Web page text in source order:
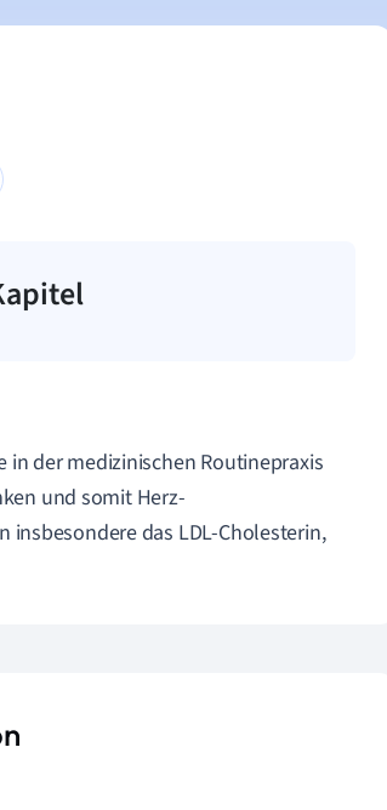
in der medizinischen Routinepraxis
und somit Herz-
insbesondere das LDL-Cholesterin,